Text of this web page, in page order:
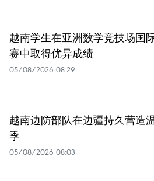
越南学生在亚洲数学竞技场国
赛中取得优异成绩
05/08/2026 08:29
越南边防部队在边疆持久营造
季
05/08/2026 08:03